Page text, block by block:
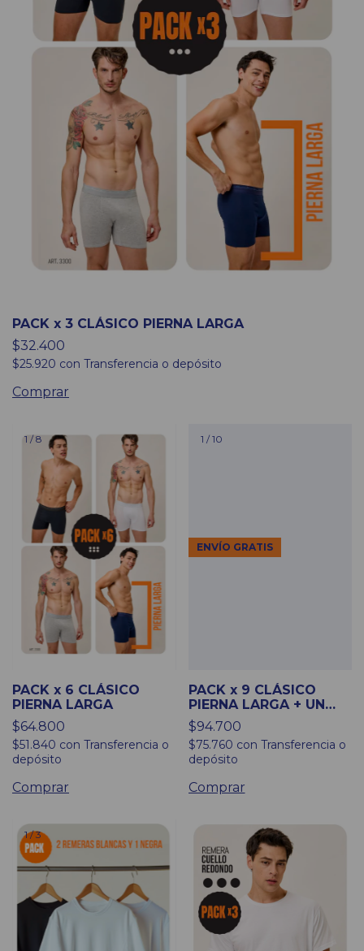
PACK x 3 CLÁSICO PIERNA LARGA
$32.400
$25.920 con Transferencia o depósito
Comprar
1 / 8
PACK x 6 CLÁSICO
PIERNA LARGA
$64.800
$51.840 con Transferencia o
depósito
Comprar
1 / 10
ENVÍO GRATIS
PACK x 9 CLÁSICO
PIERNA LARGA + UN
ESTAMPADO DE
REGALO
$94.700
$75.760 con Transferencia o
depósito
Comprar
1/3